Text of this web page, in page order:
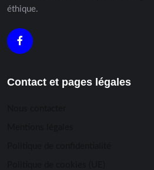
éthique.
Contact et pages légales